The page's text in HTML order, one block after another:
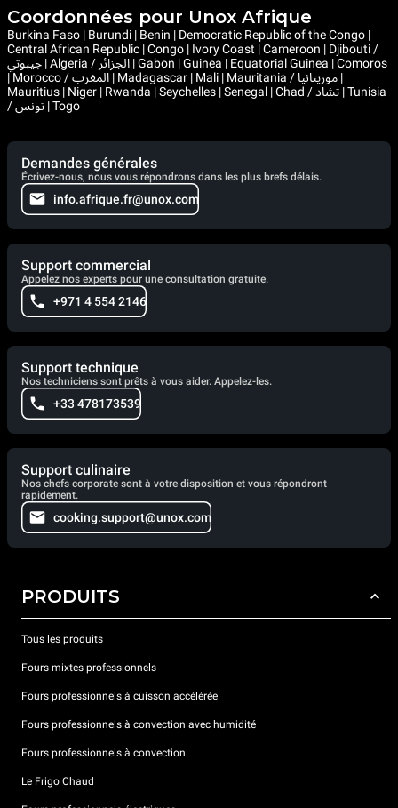
Coordonnées pour Unox Afrique
Burkina Faso | Burundi | Benin | Democratic Republic of the Congo |
Central African Republic | Congo | Ivory Coast | Cameroon | Djibouti /
جيبوتي | Algeria / الجزائر | Gabon | Guinea | Equatorial Guinea | Comoros
| Morocco / المغرب | Madagascar | Mali | Mauritania / موريتانيا |
Mauritius | Niger | Rwanda | Seychelles | Senegal | Chad / تشاد | Tunisia
/ تونس | Togo
Demandes générales
Écrivez-nous, nous vous répondrons dans les plus brefs délais.
info.afrique.fr@unox.com
Support commercial
Appelez nos experts pour une consultation gratuite.
+971 4 554 2146
Support technique
Nos techniciens sont prêts à vous aider. Appelez-les.
+33 478173539
Support culinaire
Nos chefs corporate sont à votre disposition et vous répondront
rapidement.
cooking.support@unox.com
PRODUITS
Tous les produits
Fours mixtes professionnels
Fours professionnels à cuisson accélérée
Fours professionnels à convection avec humidité
Fours professionnels à convection
Le Frigo Chaud